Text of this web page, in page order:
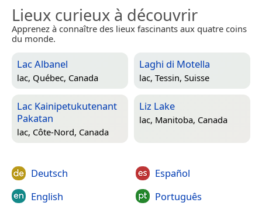
Lieux curieux à découvrir
Apprenez à connaître des lieux fascinants aux quatre coins
du monde.
Lac Albanel
lac, Québec, Canada
Laghi di Motella
lac, Tessin, Suisse
Lac Kainipetukutenant
Pakatan
lac, Côte-Nord, Canada
Liz Lake
lac, Manitoba, Canada
Deutsch
English
Español
Português